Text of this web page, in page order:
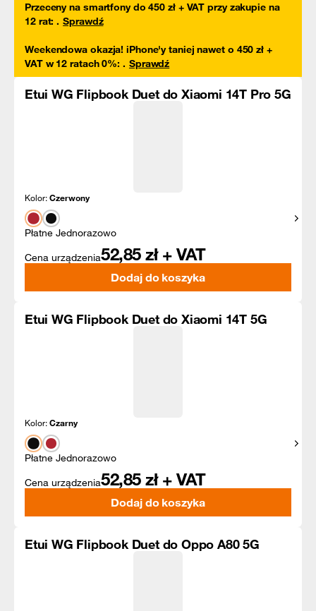
Przeceny na smartfony do 450 zł + VAT przy zakupie na
12 rat: . Sprawdź
Weekendowa okazja! iPhone'y taniej nawet o 450 zł +
VAT w 12 ratach 0%: . Sprawdź
Etui WG Flipbook Duet do Xiaomi 14T Pro 5G
Kolor:Czerwony
Płatne Jednorazowo
Cena urządzenia52,85 zł + VAT
Dodaj do koszyka
Etui WG Flipbook Duet do Xiaomi 14T 5G
Kolor:Czarny
Płatne Jednorazowo
Cena urządzenia52,85 zł + VAT
Dodaj do koszyka
Etui WG Flipbook Duet do Oppo A80 5G